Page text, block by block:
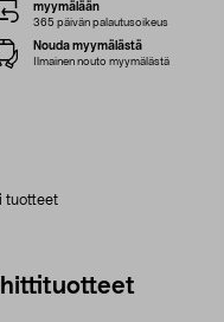
tuotteet
myymälään
365 päivän palautusoikeus
Nouda myymälästä
Ilmainen nouto myymälästä